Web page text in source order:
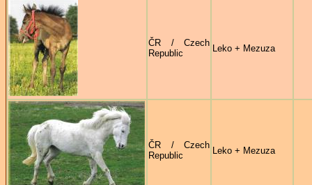
ČR / Czech
Republic
Leko + Mezuza
ČR / Czech
Republic
Leko + Mezuza